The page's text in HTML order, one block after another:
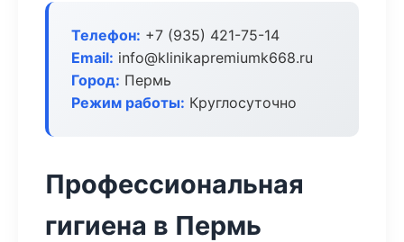
Телефон: +7 (935) 421-75-14
Email: info@klinikapremiumk668.ru
Город: Пермь
Режим работы: Круглосуточно
Профессиональная
гигиена в Пермь